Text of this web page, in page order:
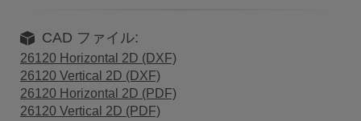
CAD ファイル:
26120 Horizontal 2D (DXF)
26120 Vertical 2D (DXF)
26120 Horizontal 2D (PDF)
26120 Vertical 2D (PDF)